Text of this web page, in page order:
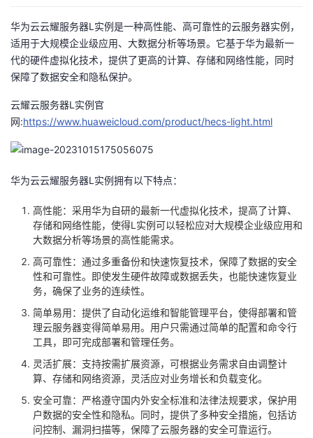
客
论
坛
的
圈
子
我
的
直
我
的
我
注
我
的
开
学
我
的
我
我
的
Programs
我
持
我
的
技
我
的
华为云云耀服务器L实例是一种高性能、高可靠性的云服务器实例，
适用于大规模企业级应用、大数据分析等场景。它基于华为最新一
代的硬件虚拟化技术，提供了更高的计算、存储和网络性能，同时
保障了数据安全和隐私保护。
云耀云服务器L实例官
网:https://www.huaweicloud.com/product/hecs-light.html
华为云云耀服务器L实例拥有以下特点：
高性能：采用华为自研的最新一代虚拟化技术，提高了计算、
存储和网络性能，使得L实例可以轻松应对大规模企业级应用和
大数据分析等场景的高性能需求。
高可靠性：通过多重备份和快速恢复技术，保障了数据的安全
性和可靠性。即使发生硬件故障或数据丢失，也能快速恢复业
务，确保了业务的连续性。
简单易用：提供了自动化运维和智能管理平台，使得部署和管
理云服务器变得简单易用。用户只需通过简单的配置和命令行
工具，即可完成部署和管理任务。
灵活扩展：支持按需扩展资源，可根据业务需求自由调整计
算、存储和网络资源，灵活应对业务增长和负载变化。
安全可靠：严格遵守国内外安全标准和法律法规要求，保护用
户数据的安全性和隐私。同时，提供了多种安全措施，包括访
问控制、漏洞扫描等，保障了云服务器的安全可靠运行。